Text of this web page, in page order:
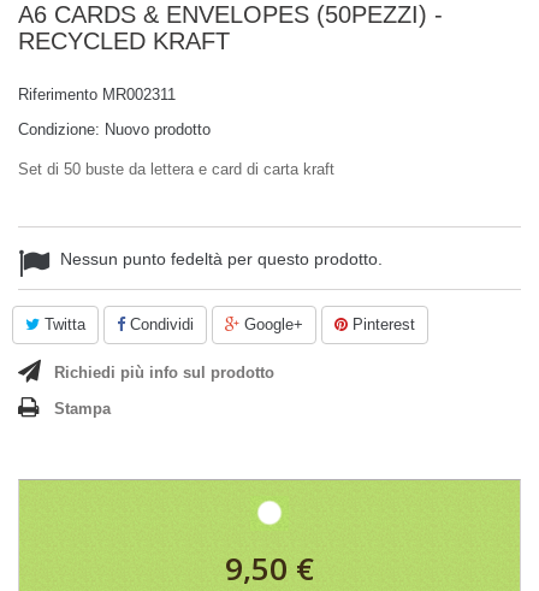
A6 CARDS & ENVELOPES (50PEZZI) -
RECYCLED KRAFT
Riferimento MR002311
Condizione: Nuovo prodotto
Set di 50 buste da lettera e card di carta kraft
Nessun punto fedeltà per questo prodotto.
Twitta Condividi Google+ Pinterest
Richiedi più info sul prodotto
Stampa
9,50 €